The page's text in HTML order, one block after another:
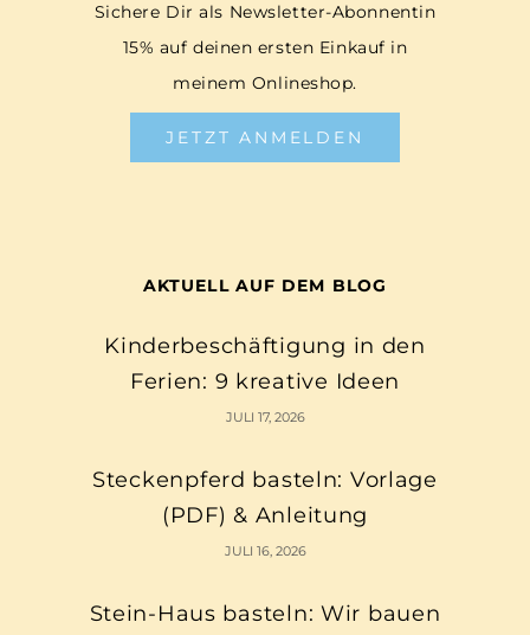
Sichere Dir als Newsletter-Abonnentin
15% auf deinen ersten Einkauf in
meinem Onlineshop.
JETZT ANMELDEN
AKTUELL AUF DEM BLOG
Kinderbeschäftigung in den
Ferien: 9 kreative Ideen
JULI 17, 2026
Steckenpferd basteln: Vorlage
(PDF) & Anleitung
JULI 16, 2026
Stein-Haus basteln: Wir bauen